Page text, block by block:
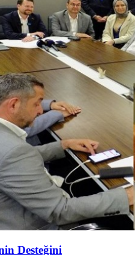
Desteğini